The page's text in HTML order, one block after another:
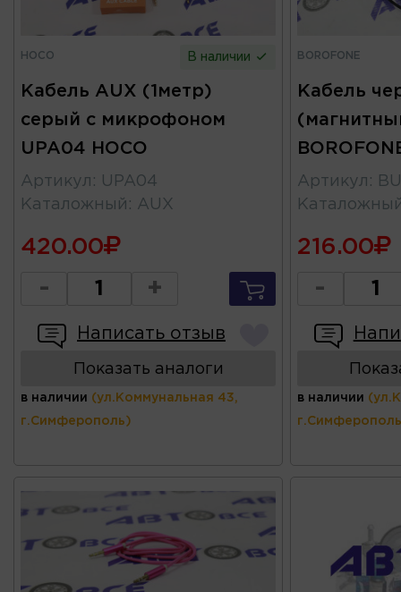
HOCO В наличии
Кабель AUX (1метр)
серый с микрофоном
UPA04 HOCO
Артикул : UPA04
Каталожный : AUX
420.00
- +
Написать отзыв
Показать аналоги
в наличии (ул.Коммунальная 43,
г.Симферополь)
BOROFONE
Кабель
Артикул :
216.00
-
в наличии